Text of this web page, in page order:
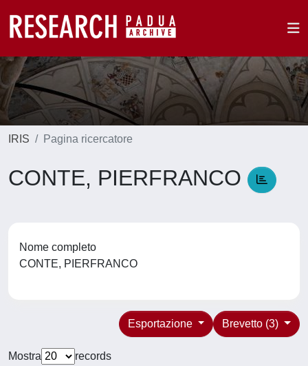
IRIS Pagina ricercatore
CONTE, PIERFRANCO
Nome completo
CONTE, PIERFRANCO
Brevetto (3)
Esportazione
Mostra
records